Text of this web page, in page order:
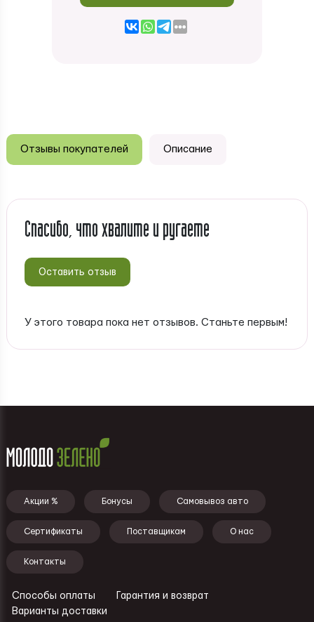
Отзывы покупателей Описание
Спасибо, что хвалите и ругаете
Оставить отзыв
У этого товара пока нет отзывов. Станьте первым!
Подвал - меню
Акции % Бонусы Самовывоз авто
Сертификаты Поставщикам О нас
Контакты
Ссылки - подвал
Способы оплаты
Гарантия и возврат
Варианты доставки